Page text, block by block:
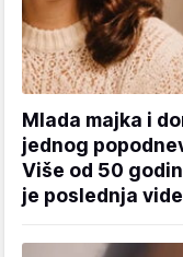
Mlada majka i
jednog
Više od 50
je poslednja